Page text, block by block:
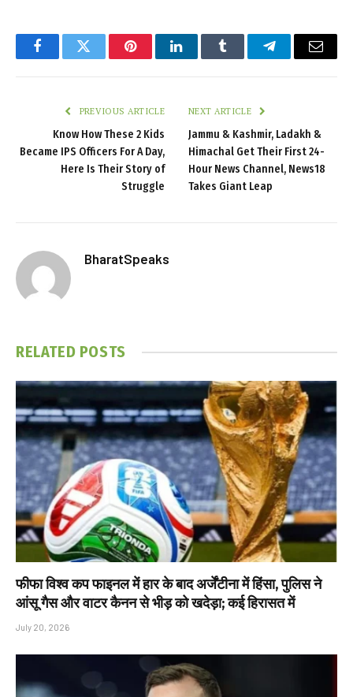
FacebookTwitter PinterestLinkedInTumblr TelegramEmail
PREVIOUS ARTICLE
Know How These 2 Kids
Became IPS Officers For A Day,
Here Is Their Story of
Struggle
NEXT ARTICLE
Jammu & Kashmir, Ladakh &
Himachal Get Their First 24-
Hour News Channel, News18
Takes Giant Leap
BharatSpeaks
RELATED POSTS
फीफा विश्व कप फाइनल में हार के बाद अर्जेंटीना में हिंसा, पुलिस ने
आंसू गैस और वाटर कैनन से भीड़ को खदेड़ा; कई हिरासत में
July 20, 2026